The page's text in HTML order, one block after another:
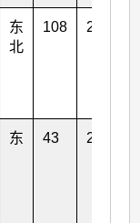
东
北
108 23/9
东 43 23/9